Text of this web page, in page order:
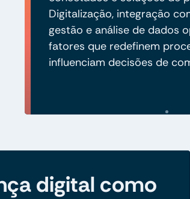
Digitalização, integração
gestão e análise de dados
fatores que redefinem
influenciam decisões de
digital como